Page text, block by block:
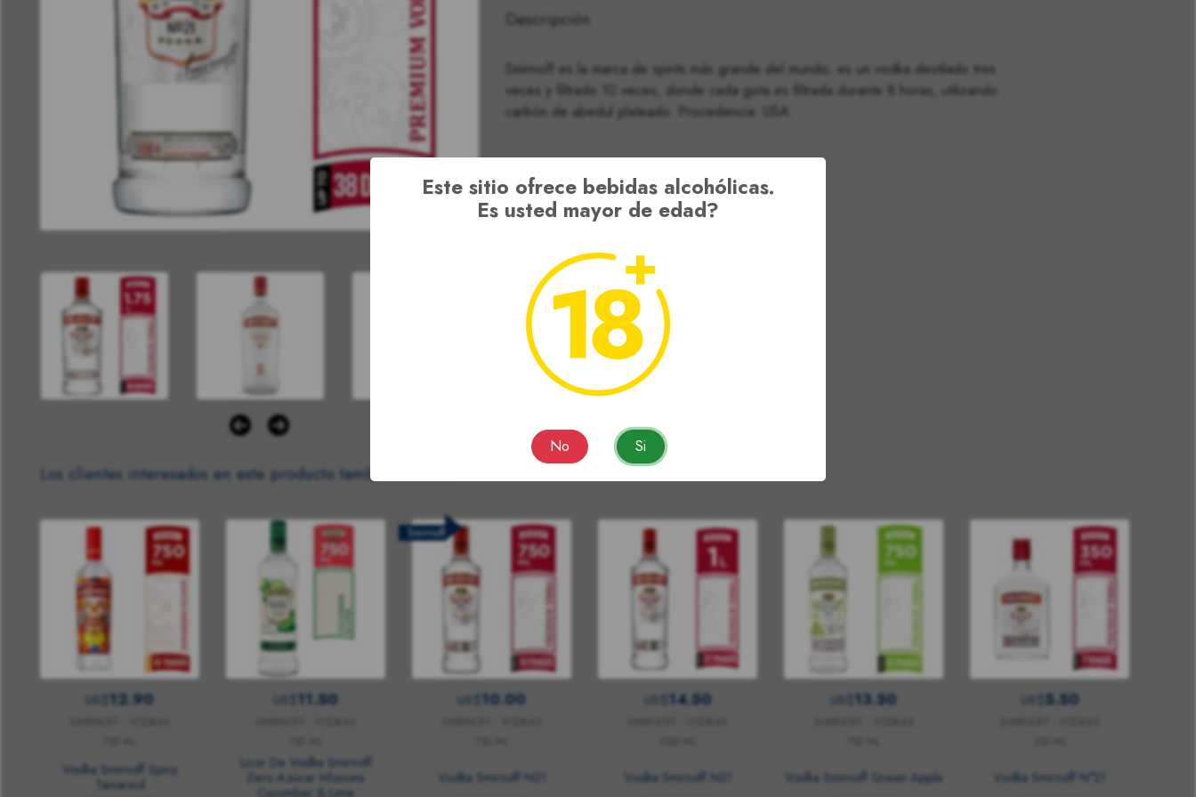
Descripción
Smirnoff es la marca de spirits más grande del mundo; es un vodka destilado tres
veces y filtrado 10 veces, donde cada gota es filtrada durante 8 horas, utilizando
carbón de abedul plateado. Procedencia: USA
Los clientes interesados en este producto también vieron:
US$ 12.90
Vodka Smirnoff Spicy
Tamarind
US$ 11.50
Licor De Vodka Smirnoff
Zero Azúcar Infusions
Cucumber & Lime
US$ 10.00
Vodka Smirnoff N21
Smirnoff
US$ 14.50
Vodka Smirnoff N21
US$ 13.50
Vodka Smirnoff Green Apple
US$ 5.50
Vodka Smirnoff N°21
Este sitio ofrece bebidas alcohólicas.
Es usted mayor de edad?
No Si